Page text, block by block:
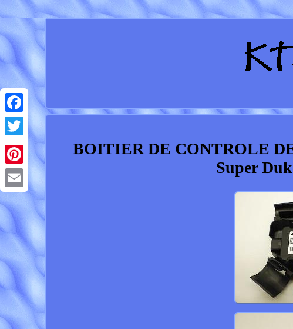
Facebook
Twitter
Pinterest
Email
BOITIER DE CONTROLE
Super